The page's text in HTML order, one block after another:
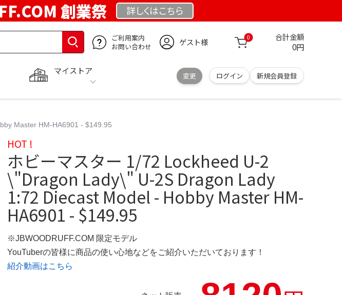
創業祭 詳しくはこちら
ご利用案内
お問い合わせ
ゲスト様 0 合計金額
0円
マイストア
変更 ログイン 新規会員登録
Master HM-HA6901 - $149.95
HOT !
ホビーマスター 1/72 Lockheed U-2
\"Dragon Lady\" U-2S Dragon Lady
1:72 Diecast Model - Hobby Master HM-
HA6901 - $149.95
※JBWOODRUFF.COM 限定モデル
YouTuberの皆様に商品の使い心地などをご紹介いただいております！
紹介動画はこちら